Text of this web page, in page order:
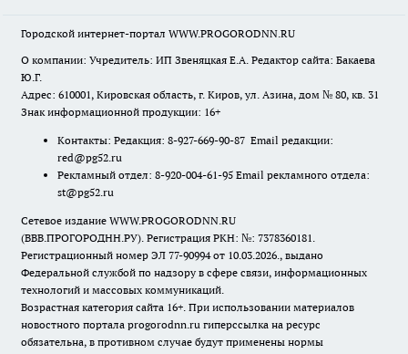
Городской интернет-портал WWW.PROGORODNN.RU
О компании: Учредитель: ИП Звеняцкая Е.А. Редактор сайта: Бакаева
Ю.Г.
Адрес: 610001, Кировская область, г. Киров, ул. Азина, дом № 80, кв. 31
Знак информационной продукции: 16+
Контакты: Редакция: 8-927-669-90-87 Email редакции:
red@pg52.ru
Рекламный отдел: 8-920-004-61-95 Email рекламного отдела:
st@pg52.ru
Сетевое издание WWW.PROGORODNN.RU
(ВВВ.ПРОГОРОДНН.РУ). Регистрация РКН: №: 7378360181.
Регистрационный номер ЭЛ 77-90994 от 10.03.2026., выдано
Федеральной службой по надзору в сфере связи, информационных
технологий и массовых коммуникаций.
Возрастная категория сайта 16+. При использовании материалов
новостного портала progorodnn.ru гиперссылка на ресурс
обязательна, в противном случае будут применены нормы